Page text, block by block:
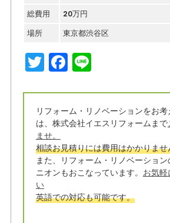
総費用
20万円
場所
東京都渋谷区
T
w
it
t
e
r
F
a
c
e
b
o
o
k
Li
e
リフォーム・リノベーションをお考
は、株式会社イエスリフォームまで
ませ。
相談お見積りには費用はかかりませ
また、リフォーム・リノベーショ
ニオンもおこなっています。 お気軽
い
英語での対応も可能です。